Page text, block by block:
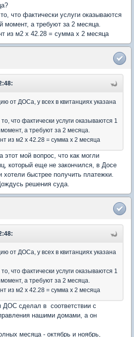
что фактически услуги оказываются
момент, а требуют за 2 месяца.
из м2 х 42.28 = сумма х 2 месяца
от ДОСа, у всех в квитанциях указана
что фактически услуги оказываются 1
а требуют за 2 месяца.
из м2 х 42.28 = сумма х 2 месяца
мой вопрос, что как могли
который еще не закончился, в Досе
хотели быстрее получить платежки.
решения суда.
от ДОСа, у всех в квитанциях указана
что фактически услуги оказываются 1
а требуют за 2 месяца.
из м2 х 42.28 = сумма х 2 месяца
ДОС сделал в соответствии с
нашими домами, а он
месяца - октябрь и ноябрь,